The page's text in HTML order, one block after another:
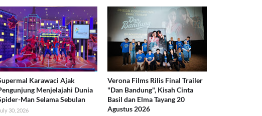
Karawaci Ajak
Menjelajahi Dunia
Man Selama Sebulan
30, 2026
Verona Films Rilis Final Trailer
"Dan Bandung", Kisah Cinta
Basil dan Elma Tayang 20
Agustus 2026